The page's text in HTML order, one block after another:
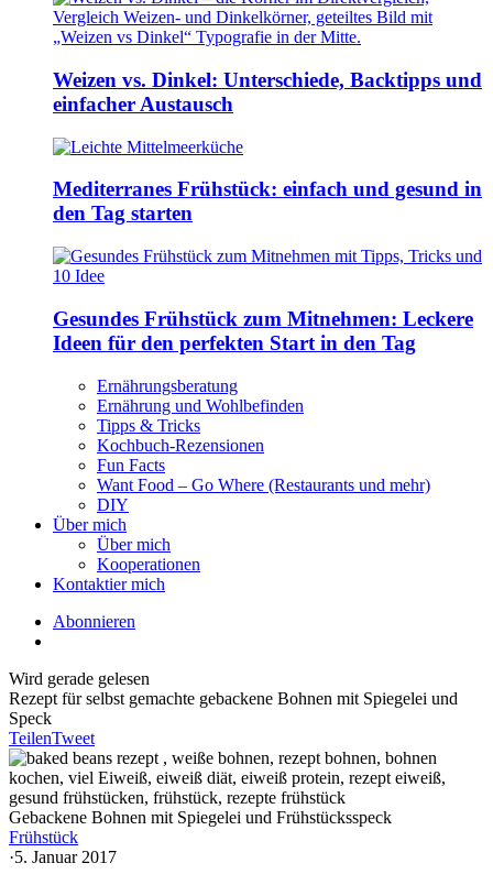
Weizen vs. Dinkel: Unterschiede, Backtipps und
einfacher Austausch
Mediterranes Frühstück: einfach und gesund in
den Tag starten
Gesundes Frühstück zum Mitnehmen: Leckere
Ideen für den perfekten Start in den Tag
Ernährungsberatung
Ernährung und Wohlbefinden
Tipps & Tricks
Kochbuch-Rezensionen
Fun Facts
Want Food – Go Where (Restaurants und mehr)
DIY
Über mich
Über mich
Kooperationen
Kontaktier mich
Abonnieren
Wird gerade gelesen
Rezept für selbst gemachte gebackene Bohnen mit Spiegelei und
Speck
TeilenTweet
Gebackene Bohnen mit Spiegelei und Frühstücksspeck
Frühstück
·5. Januar 2017